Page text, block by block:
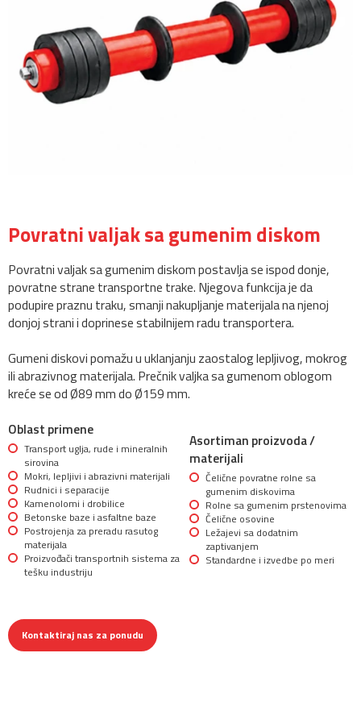
Povratni valjak sa gumenim diskom
Povratni valjak sa gumenim diskom postavlja se ispod donje,
povratne strane transportne trake. Njegova funkcija je da
podupire praznu traku, smanji nakupljanje materijala na njenoj
donjoj strani i doprinese stabilnijem radu transportera.
Gumeni diskovi pomažu u uklanjanju zaostalog lepljivog, mokrog
ili abrazivnog materijala. Prečnik valjka sa gumenom oblogom
kreće se od Ø89 mm do Ø159 mm.
Oblast primene
Transport uglja, rude i mineralnih
sirovina
Mokri, lepljivi i abrazivni materijali
Rudnici i separacije
Kamenolomi i drobilice
Betonske baze i asfaltne baze
Postrojenja za preradu rasutog
materijala
Proizvođači transportnih sistema za
tešku industriju
Asortiman proizvoda /
materijali
Čelične povratne rolne sa
gumenim diskovima
Rolne sa gumenim prstenovima
Čelične osovine
Ležajevi sa dodatnim
zaptivanjem
Standardne i izvedbe po meri
Kontaktiraj nas za ponudu